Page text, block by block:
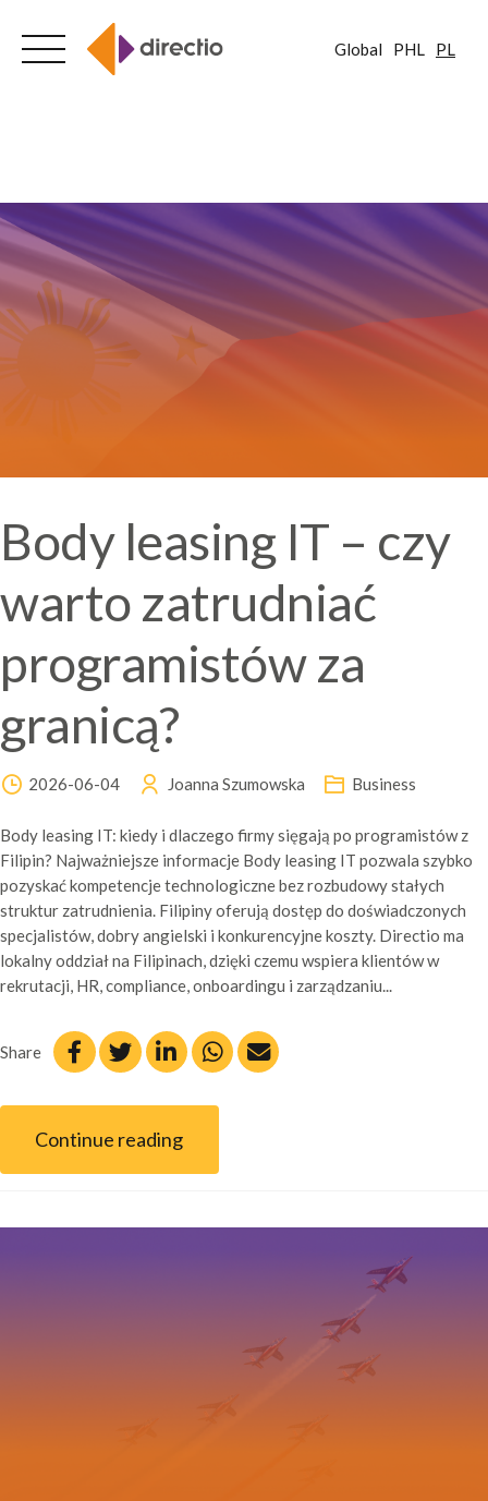
Global PHL PL
Body leasing IT – czy
warto zatrudniać
programistów za
granicą?
2026-06-04 Joanna Szumowska Business
Body leasing IT: kiedy i dlaczego firmy sięgają po programistów z
Filipin? Najważniejsze informacje Body leasing IT pozwala szybko
pozyskać kompetencje technologiczne bez rozbudowy stałych
struktur zatrudnienia. Filipiny oferują dostęp do doświadczonych
specjalistów, dobry angielski i konkurencyjne koszty. Directio ma
lokalny oddział na Filipinach, dzięki czemu wspiera klientów w
rekrutacji, HR, compliance, onboardingu i zarządzaniu...
Share
Continue reading